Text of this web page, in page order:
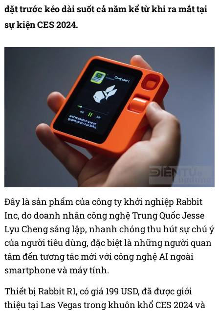
đặt trước kéo dài suốt cả năm kể từ khi ra mắt tại
sự kiện CES 2024.
Đây là sản phẩm của công ty khởi nghiệp Rabbit
Inc, do doanh nhân công nghệ Trung Quốc Jesse
Lyu Cheng sáng lập, nhanh chóng thu hút sự chú ý
của người tiêu dùng, đặc biệt là những người quan
tâm đến tương tác mới với công nghệ AI ngoài
smartphone và máy tính.
Thiết bị Rabbit R1, có giá 199 USD, đã được giới
thiệu tại Las Vegas trong khuôn khổ CES 2024 và